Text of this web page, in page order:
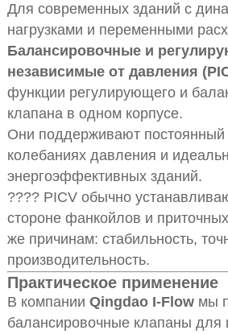
Для современных зданий с
нагрузками и переменными
Балансировочные и
независимые от давления
функции регулирующего и
клапана в одном корпусе.
Они поддерживают постоянный
колебаниях давления и
энергоэффективных зданий.
???? PICV обычно
стороне фанкойлов и
же причинам: стабильность,
производительность.
Практическое применение
В компании Qingdao I-Flowмы
балансировочные клапаны для